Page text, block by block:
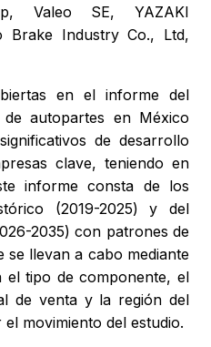
Valeo SE, YAZAKI
Brake Industry Co., Ltd,
en el informe del
autopartes en México
de desarrollo
clave, teniendo en
informe consta de los
(2019-2025) y del
2035) con patrones de
se llevan a cabo mediante
el tipo de componente, el
de venta y la región del
movimiento del estudio.